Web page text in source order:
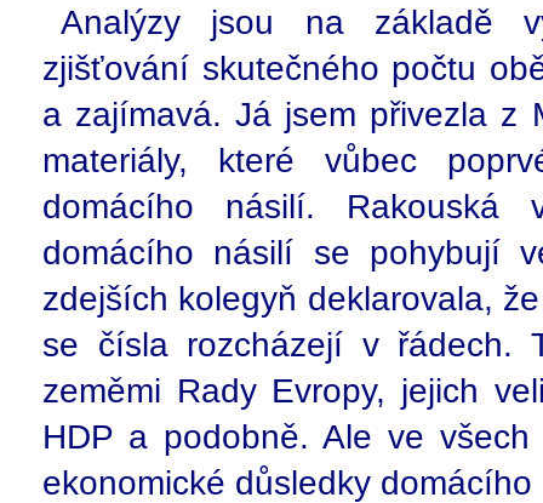
Analýzy jsou na základě
zjišťování skutečného počtu
a zajímavá. Já jsem přivezla z
materiály, které vůbec
domácího násilí. Rakouská
domácího násilí se pohybují
zdejších kolegyň deklarovala,
se čísla rozcházejí v řádech.
zeměmi Rady Evropy, jejich
HDP a podobně. Ale ve
ekonomické důsledky